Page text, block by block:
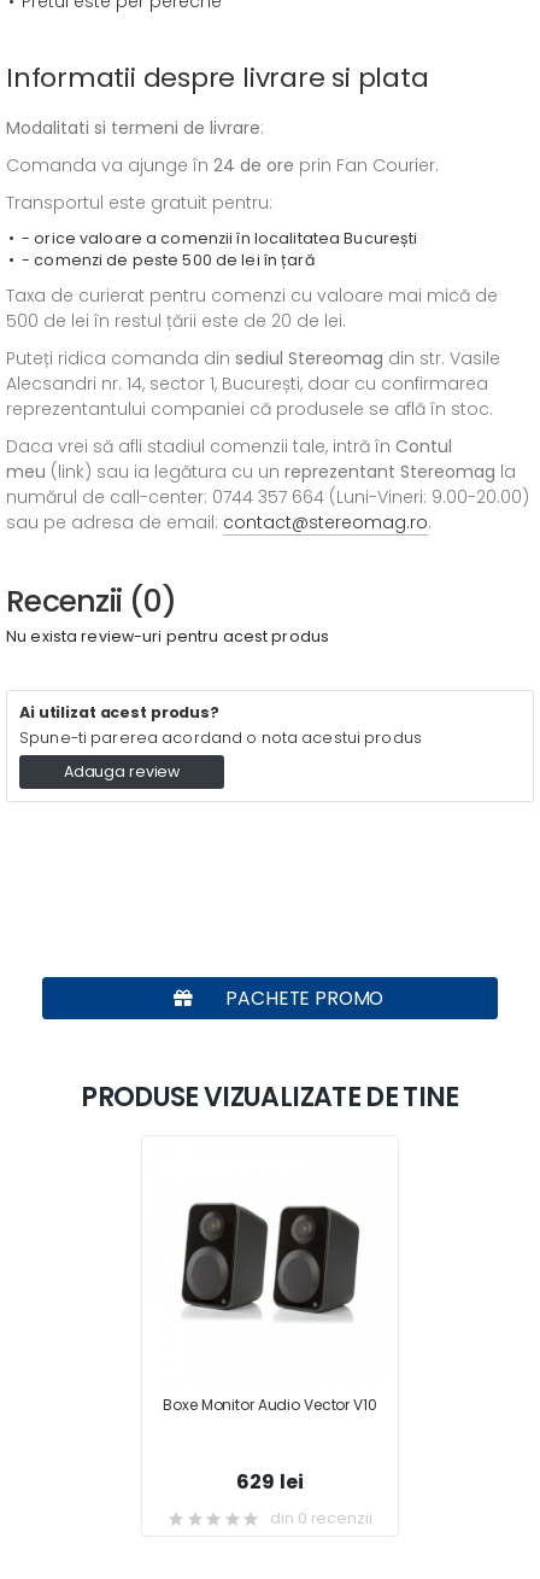
Informatii despre livrare si plata
Modalitati si termeni de livrare:
Comanda va ajunge în 24 de ore prin Fan Courier.
Transportul este gratuit pentru:
- orice valoare a comenzii în localitatea București
- comenzi de peste 500 de lei în țară
Taxa de curierat pentru comenzi cu valoare mai mică de
500 de lei în restul țării este de 20 de lei.
Puteți ridica comanda din sediul Stereomag din str. Vasile
Alecsandri nr. 14, sector 1, București, doar cu confirmarea
reprezentantului companiei că produsele se află în stoc.
Daca vrei să afli stadiul comenzii tale, intră în Contul
meu (link) sau ia legătura cu un reprezentant Stereomag la
numărul de call-center: 0744 357 664 (Luni-Vineri: 9.00-20.00)
sau pe adresa de email: contact@stereomag.ro.
Recenzii (0)
Nu exista review-uri pentru acest produs
Ai utilizat acest produs?
Spune-ti parerea acordand o nota acestui produs
Adauga review
PACHETE PROMO
PRODUSE VIZUALIZATE DE TINE
Boxe Monitor Audio Vector V10
629 lei
din 0 recenzii